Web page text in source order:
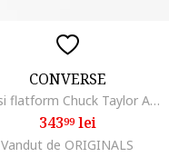
CONVERSE
Tenisi flatform Chuck Taylor All Star High, Alb/Negru
34399lei
Vandut de ORIGINALS